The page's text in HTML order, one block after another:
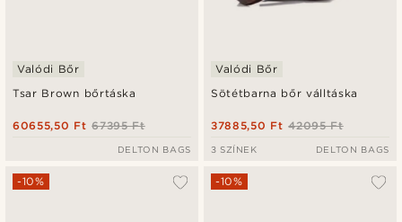
Tsar Brown bőrtáska
Valódi Bőr
67395 Ft
60655,50 Ft
DELTON BAGS
Sötétbarna bőr válltáska
Valódi Bőr
42095 Ft
37885,50 Ft
3 SZÍNEK DELTON BAGS
-10% -10%